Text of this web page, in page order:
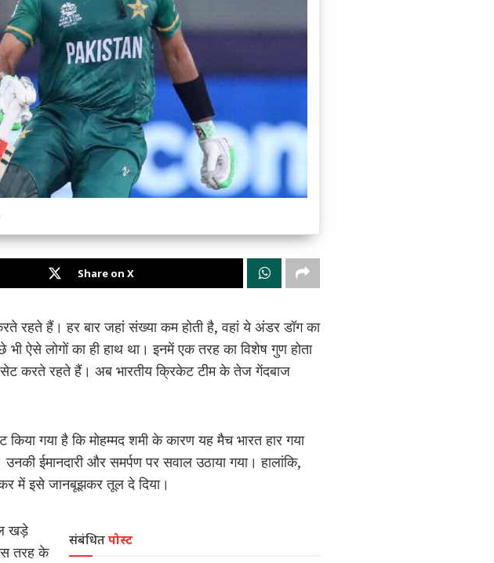
Share on X
रहते हैं। हर बार जहां संख्या कम होती है, वहां ये अंडर डॉग का
ऐसे लोगों का ही हाथ था। इनमें एक तरह का विशेष गुण होता
करते रहते हैं। अब भारतीय क्रिकेट टीम के तेज गेंदबाज
गया है कि मोहम्मद शमी के कारण यह मैच भारत हार गया
ईमानदारी और समर्पण पर सवाल उठाया गया। हालांकि,
में इसे जानबूझकर तूल दे दिया।
संबंधितपोस्ट
खड़े
तरह के